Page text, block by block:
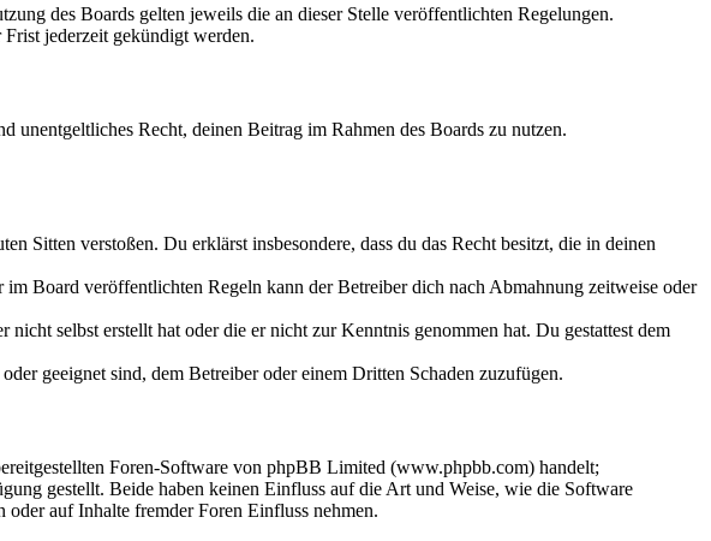
des Boards gelten jeweils die an dieser Stelle veröffentlichten Regelungen.
jederzeit gekündigt werden.
unentgeltliches Recht, deinen Beitrag im Rahmen des Boards zu nutzen.
Sitten verstoßen. Du erklärst insbesondere, dass du das Recht besitzt, die in deinen
Board veröffentlichten Regeln kann der Betreiber dich nach Abmahnung zeitweise oder
selbst erstellt hat oder die er nicht zur Kenntnis genommen hat. Du gestattest dem
geeignet sind, dem Betreiber oder einem Dritten Schaden zuzufügen.
Foren-Software von phpBB Limited (www.phpbb.com) handelt;
gestellt. Beide haben keinen Einfluss auf die Art und Weise, wie die Software
auf Inhalte fremder Foren Einfluss nehmen.